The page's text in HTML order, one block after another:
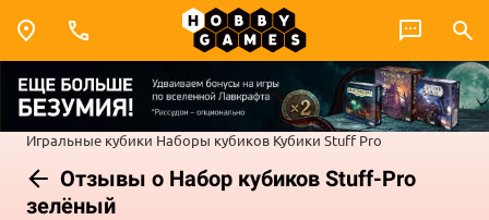
Игральные кубики Наборы кубиков Кубики Stuff Pro
Отзывы о Набор кубиков Stuff-Pro
зелёный